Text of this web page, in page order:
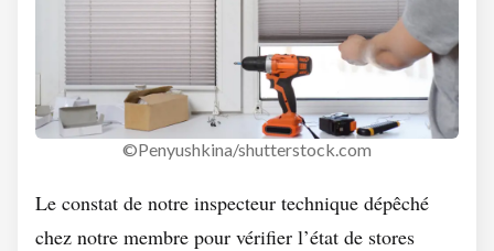
©Penyushkina/shutterstock.com
Le constat de notre inspecteur technique dépêché
chez notre membre pour vérifier l’état de stores